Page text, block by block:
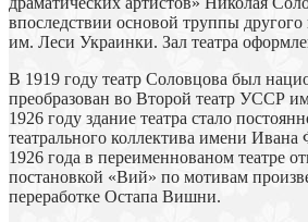
впоследствии основой труппы
им. Леси Украинки. Зал театра
В 1919 году театр Соловцова был
преобразован во Второй театр УССР
1926 году здание театра стало
театрального коллектива имени Ивана
1926 года в переименнованом театре
постановкой «Вий» по мотивам
переработке Остапа Вишни.